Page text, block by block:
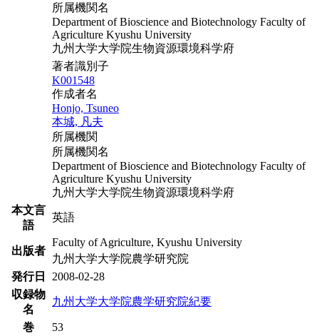
所属機関名
Department of Bioscience and Biotechnology Faculty of
Agriculture Kyushu University
九州大学大学院生物資源環境科学府
著者識別子
K001548
作成者名
Honjo, Tsuneo
本城, 凡夫
所属機関
所属機関名
Department of Bioscience and Biotechnology Faculty of
Agriculture Kyushu University
九州大学大学院生物資源環境科学府
本文言
語
英語
出版者
Faculty of Agriculture, Kyushu University
九州大学大学院農学研究院
発行日
2008-02-28
収録物
名
九州大学大学院農学研究院紀要
巻 53